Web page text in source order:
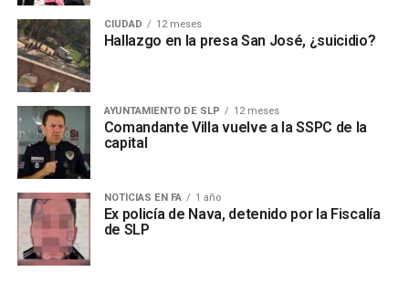
CIUDAD 12 meses
Hallazgo en la presa San José, ¿suicidio?
AYUNTAMIENTO DE SLP 12 meses
Comandante Villa vuelve a la SSPC de la
capital
NOTICIAS EN FA 1 año
Ex policía de Nava, detenido por la Fiscalía
de SLP